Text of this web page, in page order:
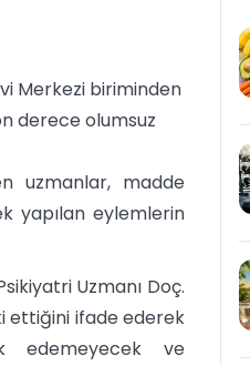
Merkezi biriminden
derece olumsuz
uzmanlar, madde
yapılan eylemlerin
Uzmanı Doç.
ettiğini ifade ederek
edemeyecek ve